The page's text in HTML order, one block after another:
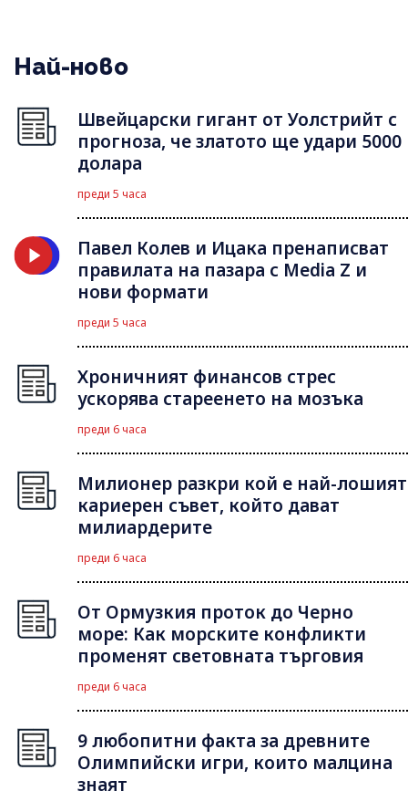
Най-ново
Швейцарски гигант от Уолстрийт с
прогноза, че златото ще удари 5000
долара
преди 5 часа
Павел Колев и Ицака пренаписват
правилата на пазара с Media Z и
нови формати
преди 5 часа
Хроничният финансов стрес
ускорява стареенето на мозъка
преди 6 часа
Милионер разкри кой е най-лошият
кариерен съвет, който дават
милиардерите
преди 6 часа
От Ормузкия проток до Черно
море: Как морските конфликти
променят световната търговия
преди 6 часа
9 любопитни факта за древните
Олимпийски игри, които малцина
знаят